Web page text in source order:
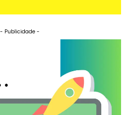
- Publicidade -